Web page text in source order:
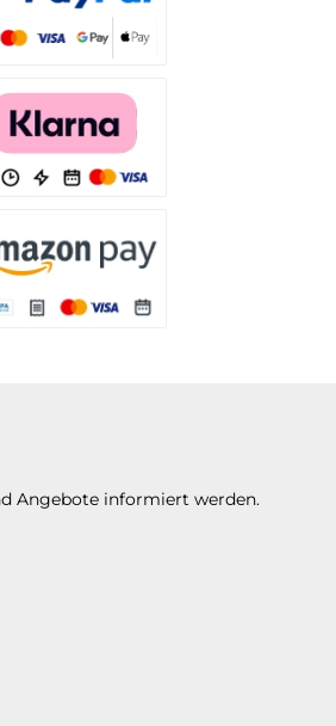
Angebote informiert werden.